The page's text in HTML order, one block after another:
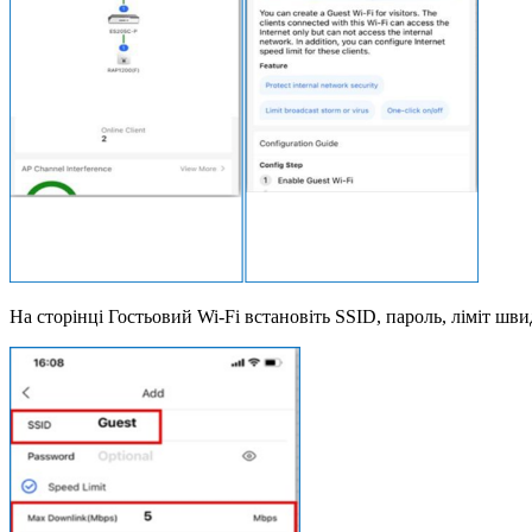
На сторінці Гостьовий Wi-Fi встановіть SSID, пароль, ліміт